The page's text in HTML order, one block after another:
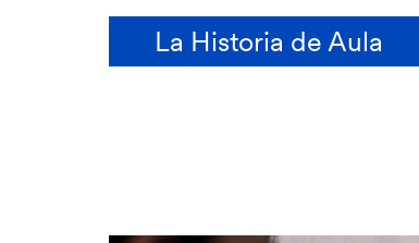
La Historia de Aula